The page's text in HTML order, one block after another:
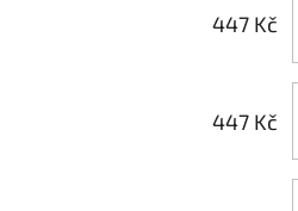
447 Kč
447 Kč